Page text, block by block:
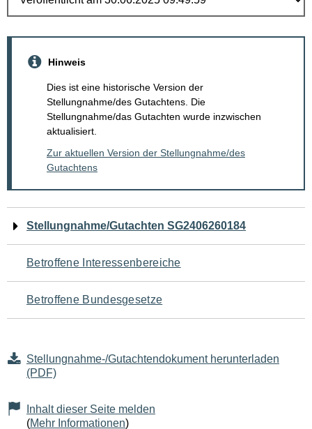
Hinweis
Dies ist eine historische Version der
Stellungnahme/des Gutachtens. Die
Stellungnahme/das Gutachten wurde inzwischen
aktualisiert.
Zur aktuellen Version der Stellungnahme/des
Gutachtens
Navigation
für
den
Seiteninhalt
Stellungnahme/Gutachten SG2406260184
Betroffene Interessenbereiche
Betroffene Bundesgesetze
Stellungnahme-/Gutachtendokument herunterladen
(PDF)
Inhalt dieser Seite melden
(Mehr Informationen)